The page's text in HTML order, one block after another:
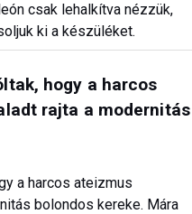
csak lehalkítva nézzük,
ki a készüléket.
hogy a harcos
rajta a modernitás
a harcos ateizmus
bolondos kereke. Mára